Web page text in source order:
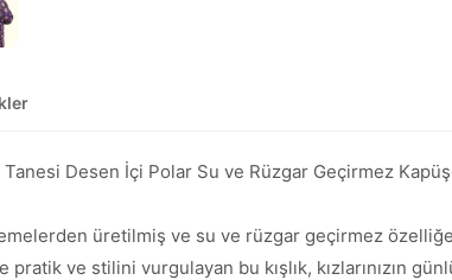
Desen İçi Polar Su ve Rüzgar Geçirmez
üretilmiş ve su ve rüzgar geçirmez özelliğe
pratik ve stilini vurgulayan bu kışlık, kızlarınızın